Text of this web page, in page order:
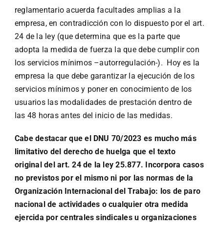
reglamentario acuerda facultades amplias a la
empresa, en contradicción con lo dispuesto por el art.
24 de la ley (que determina que es la parte que
adopta la medida de fuerza la que debe cumplir con
los servicios mínimos –autorregulación-). Hoy es la
empresa la que debe garantizar la ejecución de los
servicios mínimos y poner en conocimiento de los
usuarios las modalidades de prestación dentro de
las 48 horas antes del inicio de las medidas.
Cabe destacar que el DNU 70/2023 es mucho más
limitativo del derecho de huelga que el texto
original del art. 24 de la ley 25.877. Incorpora casos
no previstos por el mismo ni por las normas de la
Organización Internacional del Trabajo: los de paro
nacional de actividades o cualquier otra medida
ejercida por centrales sindicales u organizaciones